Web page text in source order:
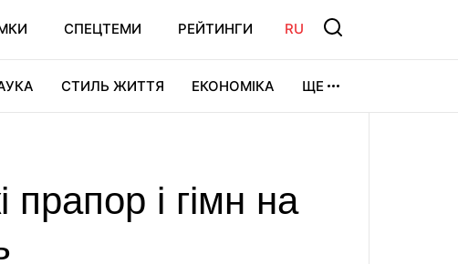
СПЕЦТЕМИ РЕЙТИНГИ RU
СТИЛЬ ЖИТТЯ ЕКОНОМІКА ЩЕ
прапор і гімн на